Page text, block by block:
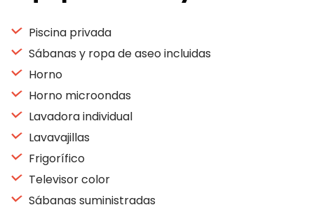
Piscina privada
Sábanas y ropa de aseo incluidas
Horno
Horno microondas
Lavadora individual
Lavavajillas
Frigorífico
Televisor color
Sábanas suministradas